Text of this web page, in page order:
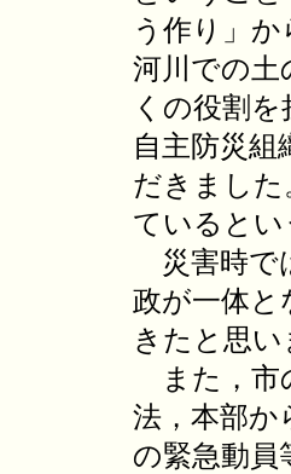
う作り」
河川での土
くの役割
自主防災
だきまし
ていると
災害時で
政が一体と
きたと思い
また，市
法，本部か
の緊急動員